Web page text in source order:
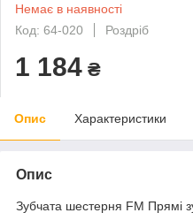
Немає в наявності
Код: 64-020
Роздріб
1 184 ₴
Опис Характеристики
Опис
Зубчата шестерня FM Прямі